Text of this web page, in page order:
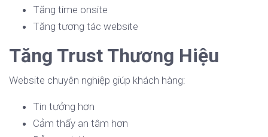
Tăng time onsite
Tăng tương tác website
Tăng Trust Thương Hiệu
Website chuyên nghiệp giúp khách hàng:
Tin tưởng hơn
Cảm thấy an tâm hơn